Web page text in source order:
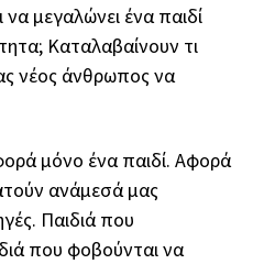
να μεγαλώνει ένα παιδί
Καταλαβαίνουν τι
νέος άνθρωπος να
μόνο ένα παιδί. Αφορά
ανάμεσά μας
Παιδιά που
που φοβούνται να